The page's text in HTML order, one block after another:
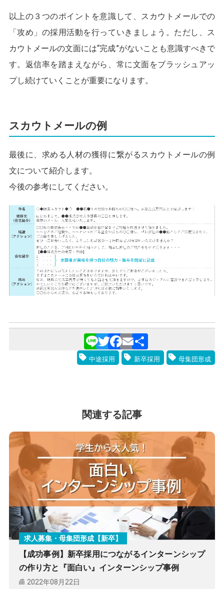
以上の３つのポイントを意識して、スカウトメールでの
「攻め」の採用活動を行っていきましょう。ただし、ス
カウトメールの文面には“完成”がないことも意識すべきで
す。返信率を踏まえながら、常に文面をブラッシュアッ
プし続けていくことが重要になります。
スカウトメールの例
最後に、求める人材の獲得に繋がるスカウトメールの例
文について紹介します。
今後の参考にしてください。
Line
Twitter
Facebook
Email
共
中途採用 新卒採用 母集団形成
関連する記事
求人募集・母集団形成【新卒】
【成功事例】新卒採用につながるインターンシップ
の作り方と『面白い』インターンシップ事例
2022年08月22日